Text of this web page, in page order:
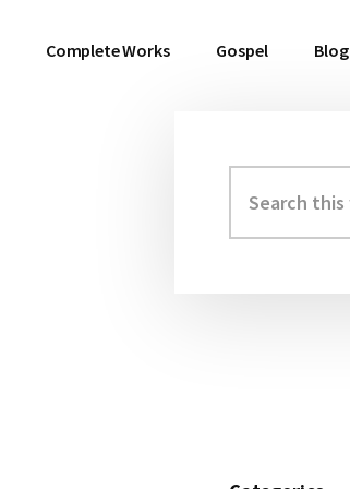
Complete Works Gospel Blog
Primary
Sidebar
this
website